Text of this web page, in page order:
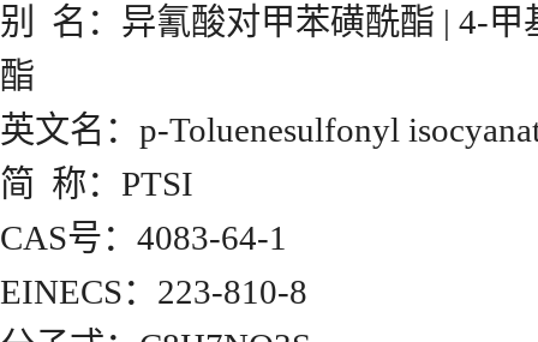
别 名：异氰酸对甲苯磺酰酯 | 4-
酯
英文名：p-Toluenesulfonyl
简 称：PTSI
CAS号：4083-64-1
EINECS：223-810-8